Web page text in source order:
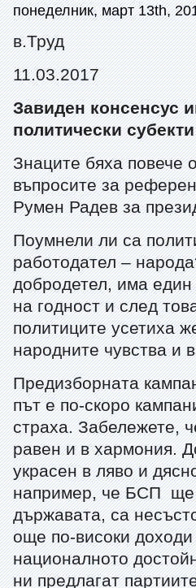
понеделник, март 13th,
в.Труд
11.03.2017
Завиден консенсус
политически
Знаците бяха повече
въпросите за
Румен Радев за
Поумнели ли са
работодател –
добродетел, има
на годност и след
политиците усетиха
народните чувства и
Предизборната
път е по-скоро
страха. Забележете,
равен и в хармония.
украсен в ляво и
например, че БСП ще
държавата, са
още по-високи
националното
ни предлагат